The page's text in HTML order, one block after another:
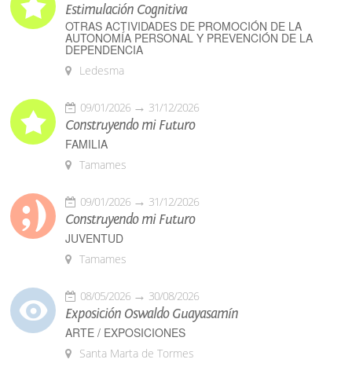
Estimulación Cognitiva
OTRAS ACTIVIDADES DE PROMOCIÓN DE LA
AUTONOMÍA PERSONAL Y PREVENCIÓN DE LA
DEPENDENCIA
Ledesma
09/01/2026 31/12/2026
Construyendo mi Futuro
FAMILIA
Tamames
09/01/2026 31/12/2026
Construyendo mi Futuro
JUVENTUD
Tamames
08/05/2026 30/08/2026
Exposición Oswaldo Guayasamín
ARTE / EXPOSICIONES
Santa Marta de Tormes